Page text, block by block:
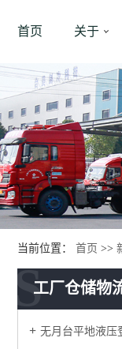
首页 关于
当前位置： 首页 >>
工厂仓储物
S
无月台平地液压登车桥改